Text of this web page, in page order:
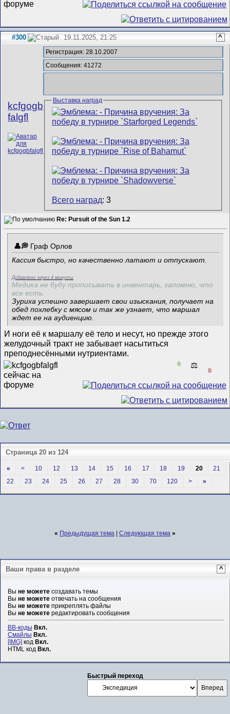
#300 19.11.2025, 21:25 ^
kcfgogb
falgfl
Регистрация: 28.10.2007
Сообщения: 41272
Выставка наград
Всего наград: 3
Re: Pursuit of the Sun 1.2
Граф Орлов
Кассия быстро, но качественно латают и отпускают.
Добавлено через 4 минуты
Медика не буду прописывать в инвентарь, запомню, что
все есть.
Зуриха успешно завершает свои изыскания, получает на
обед похлебку с мясом и так же узнает, что маршал
ждет ее на аудиенцию.
И ноги её к маршалу её тело и несут, но прежде этого
желудочный тракт не забывает насытиться
преподнесёнными нутриентами.
0 ⚖️
0
Страница 20 из 124
« < 10 12 13 14 15 16 17 18 19 20
21
22
23 24 25 26 27 28 30 70 120 > »
« Предыдущая тема Следующая тема »
Ваши права в разделе ^
Вы не можетесоздавать темы
Вы не можетеотвечать на сообщения
Вы не можетеприкреплять файлы
Вы не можетередактировать сообщения
BB-коды Вкл.
Смайлы Вкл.
[IMG] код Вкл.
HTML код Вкл.
Быстрый переход